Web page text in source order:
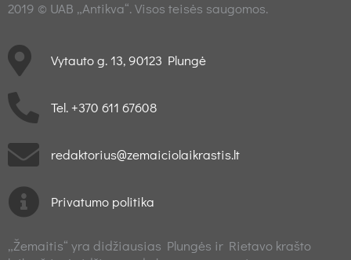
2019 © UAB „Antikva“. Visos teisės saugomos.
Vytauto g. 13, 90123 Plungė
Tel. +370 611 67608
redaktorius@zemaiciolaikrastis.lt
Privatumo politika
„Žemaitis“ yra didžiausias Plungės ir Rietavo krašto